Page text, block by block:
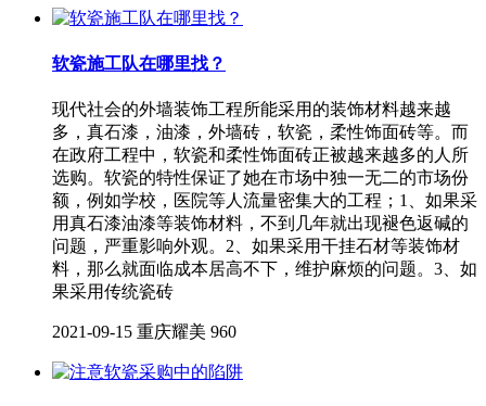
软瓷施工队在哪里找？
现代社会的外墙装饰工程所能采用的装饰材料越来越
多，真石漆，油漆，外墙砖，软瓷，柔性饰面砖等。而
在政府工程中，软瓷和柔性饰面砖正被越来越多的人所
选购。软瓷的特性保证了她在市场中独一无二的市场份
额，例如学校，医院等人流量密集大的工程；1、如果采
用真石漆油漆等装饰材料，不到几年就出现褪色返碱的
问题，严重影响外观。2、如果采用干挂石材等装饰材
料，那么就面临成本居高不下，维护麻烦的问题。3、如
果采用传统瓷砖
2021-09-15 重庆耀美 960